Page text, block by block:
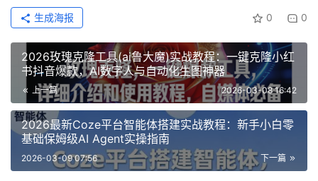
0 0
生成海报
2026玫瑰克隆工具(ai鲁大魔)实战教程：一键克隆小红
书抖音爆款，AI数字人与自动化生图神器
上一篇 2026-03-08 16:42
2026最新Coze平台智能体搭建实战教程：新手小白零
基础保姆级AI Agent实操指南
下一篇
2026-03-09 07:56